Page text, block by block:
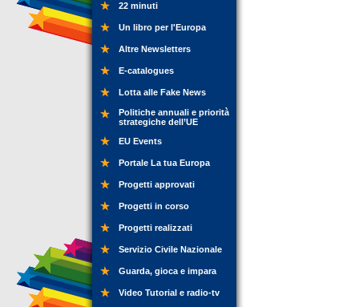
22 minuti
Un libro per l'Europa
Altre Newsletters
E-catalogues
Lotta alle Fake News
Politiche annuali e priorità
strategiche dell’UE
EU Events
Portale La tua Europa
Progetti approvati
Progetti in corso
Progetti realizzati
Servizio Civile Nazionale
Guarda, gioca e impara
Video Tutorial e radio-tv